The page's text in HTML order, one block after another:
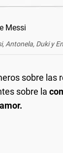
Antonela, Duki y
sobre las
sobre la